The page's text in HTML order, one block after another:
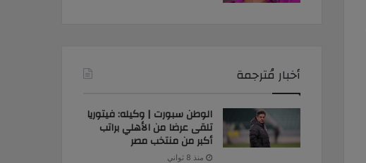
أخبار مُترجمة
الوطن سبورت | وكيله: فيتوريا
تلقى عرضا من الأهلي براتب
أكبر من منتخب مصر
منذ 8 ثواني